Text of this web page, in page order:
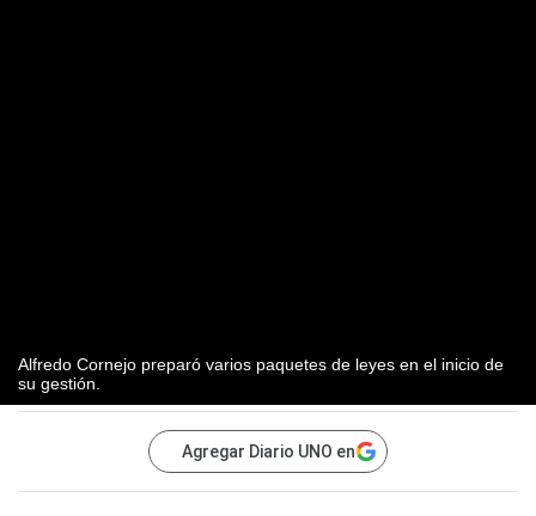
Alfredo Cornejo preparó varios paquetes de leyes en el inicio de
su gestión.
Agregar Diario UNO en